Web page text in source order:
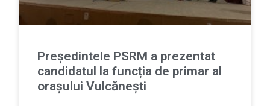
Președintele PSRM a prezentat
candidatul la funcția de primar al
orașului Vulcănești